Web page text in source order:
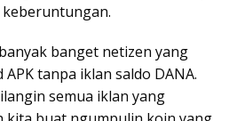
banget netizen yang
tanpa iklan saldo DANA.
semua iklan yang